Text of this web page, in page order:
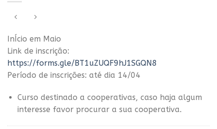
InÍcio em Maio
Link de inscrição:
https://forms.gle/BT1uZUQF9hJ1SGQN8
Período de inscrições: até dia 14/04
Curso destinado a cooperativas, caso haja algum
interesse favor procurar a sua cooperativa.